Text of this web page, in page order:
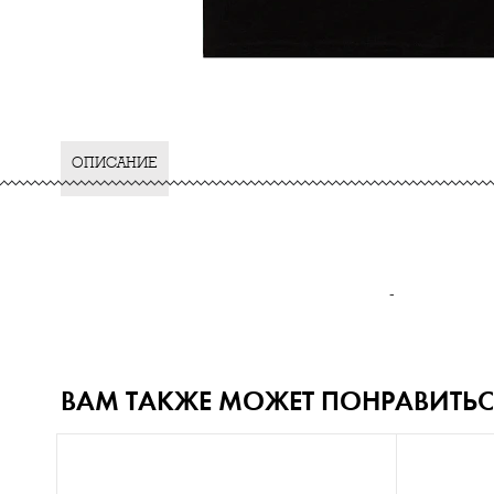
ОПИСАНИЕ
-
ВАМ ТАКЖЕ МОЖЕТ